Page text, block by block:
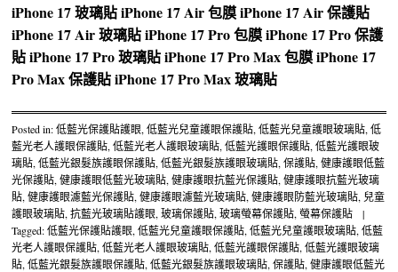
iPhone 17 玻璃貼iPhone 17 Air 包膜iPhone 17 Air 保護貼
iPhone 17 Air 玻璃貼iPhone 17 Pro 包膜iPhone 17 Pro 保護
貼iPhone 17 Pro 玻璃貼iPhone 17 Pro Max 包膜iPhone 17
Pro Max 保護貼iPhone 17 Pro Max 玻璃貼
Posted in:低藍光保護貼護眼,低藍光兒童護眼保護貼,低藍光兒童護眼玻璃貼,低
藍光老人護眼保護貼,低藍光老人護眼玻璃貼,低藍光護眼保護貼,低藍光護眼玻
璃貼,低藍光銀髮族護眼保護貼,低藍光銀髮族護眼玻璃貼,保護貼,健康護眼低藍
光保護貼,健康護眼低藍光玻璃貼,健康護眼抗藍光保護貼,健康護眼抗藍光玻璃
貼,健康護眼濾藍光保護貼,健康護眼濾藍光玻璃貼,健康護眼防藍光玻璃貼, 兒童
護眼玻璃貼,抗藍光玻璃貼護眼,玻璃保護貼,玻璃螢幕保護貼,螢幕保護貼
|
Tagged:低藍光保護貼護眼,低藍光兒童護眼保護貼,低藍光兒童護眼玻璃貼,低藍
光老人護眼保護貼,低藍光老人護眼玻璃貼,低藍光護眼保護貼,低藍光護眼玻璃
貼,低藍光銀髮族護眼保護貼,低藍光銀髮族護眼玻璃貼,保護貼,健康護眼低藍光